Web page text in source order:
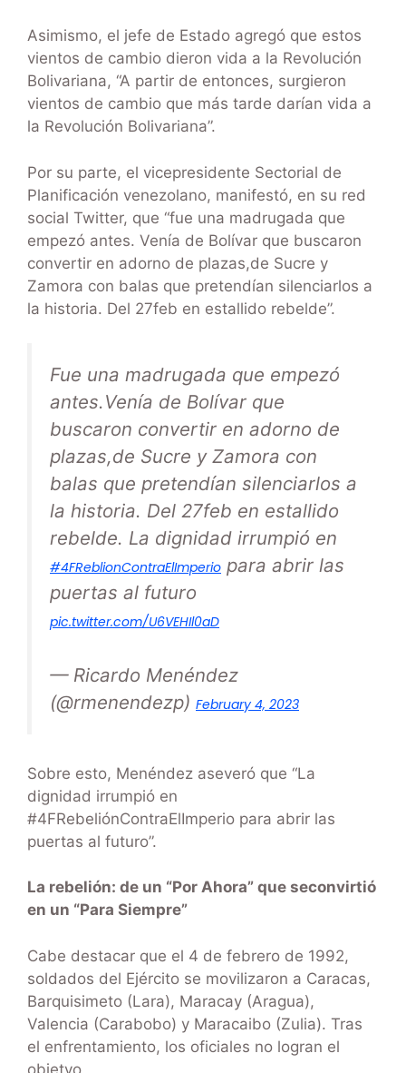
Asimismo, el jefe de Estado agregó que estos
vientos de cambio dieron vida a la Revolución
Bolivariana, “A partir de entonces, surgieron
vientos de cambio que más tarde darían vida a
la Revolución Bolivariana”.
Por su parte, el vicepresidente Sectorial de
Planificación venezolano, manifestó, en su red
social Twitter, que “fue una madrugada que
empezó antes. Venía de Bolívar que buscaron
convertir en adorno de plazas,de Sucre y
Zamora con balas que pretendían silenciarlos a
la historia. Del 27feb en estallido rebelde”.
Fue una madrugada que empezó
antes.Venía de Bolívar que
buscaron convertir en adorno de
plazas,de Sucre y Zamora con
balas que pretendían silenciarlos a
la historia. Del 27feb en estallido
rebelde. La dignidad irrumpió en
#4FReblionContraElImperio para abrir las
puertas al futuro
pic.twitter.com/U6VEHIl0aD
— Ricardo Menéndez
(@rmenendezp) February 4, 2023
Sobre esto, Menéndez aseveró que “La
dignidad irrumpió en
#4FRebeliónContraElImperio para abrir las
puertas al futuro”.
La rebelión: de un “Por Ahora” que seconvirtió
en un “Para Siempre”
Cabe destacar que el 4 de febrero de 1992,
soldados del Ejército se movilizaron a Caracas,
Barquisimeto (Lara), Maracay (Aragua),
Valencia (Carabobo) y Maracaibo (Zulia). Tras
el enfrentamiento, los oficiales no logran el
objetvo.